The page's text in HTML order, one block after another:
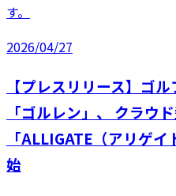
す。
2026/04/27
【プレスリリース】ゴ
「ゴルレン」、 クラウ
「ALLIGATE（アリゲ
始